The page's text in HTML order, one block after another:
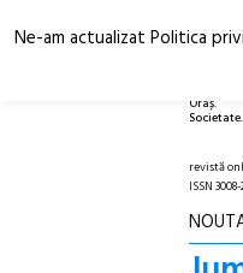
Oraș.
Societate.
revistă
ISSN
Ne-am actualizat Politica